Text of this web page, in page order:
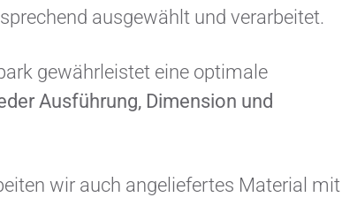
ausgewählt und verarbeitet.
gewährleistet eine optimale
Ausführung, Dimension und
wir auch angeliefertes Material mit